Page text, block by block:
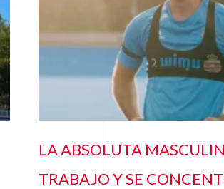
LA ABSOLUTA
TRABAJO Y SE